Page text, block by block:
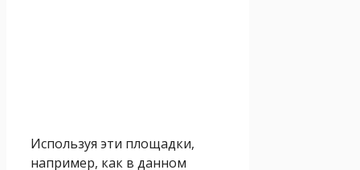
Используя эти площадки,
например, как в данном